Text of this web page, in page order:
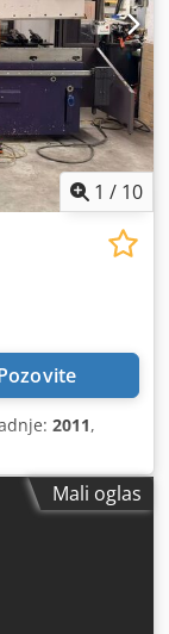
1 / 10
2011,
Mali oglas